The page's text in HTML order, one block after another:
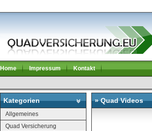
Home Impressum Kontakt
Kategorien
Allgemeines
Quad Versicherung
» Quad Videos